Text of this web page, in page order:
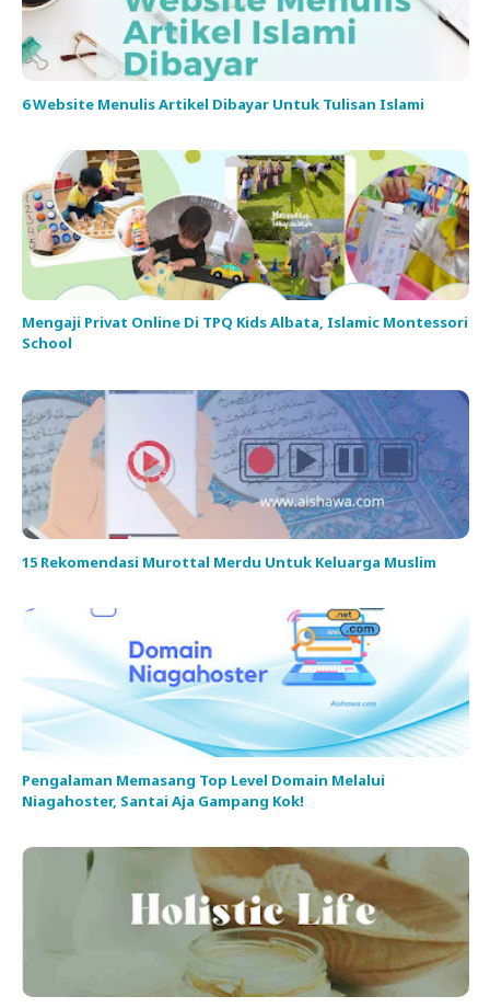
6 Website Menulis Artikel Dibayar Untuk Tulisan Islami
Mengaji Privat Online Di TPQ Kids Albata, Islamic Montessori
School
15 Rekomendasi Murottal Merdu Untuk Keluarga Muslim
Pengalaman Memasang Top Level Domain Melalui
Niagahoster, Santai Aja Gampang Kok!